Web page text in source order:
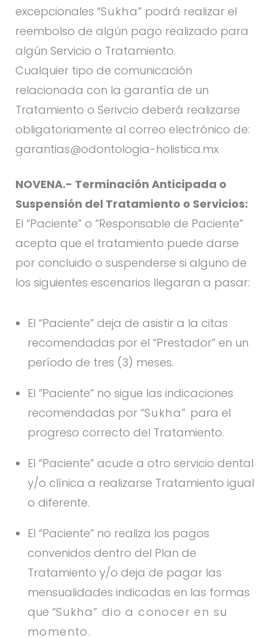
excepcionales “Sukha” podrá realizar el
reembolso de algún pago realizado para
algún Servicio o Tratamiento.
Cualquier tipo de comunicación
relacionada con la garantía de un
Tratamiento o Serivcio deberá realizarse
obligatoriamente al correo electrónico de:
garantias@odontologia-holistica.mx
NOVENA.- Terminación Anticipada o
Suspensión del Tratamiento o Servicios:
El “Paciente” o “Responsable de Paciente”
acepta que el tratamiento puede darse
por concluido o suspenderse si alguno de
los siguientes escenarios llegaran a pasar:
El “Paciente” deja de asistir a la citas
recomendadas por el “Prestador” en un
período de tres (3) meses.
El “Paciente” no sigue las indicaciones
recomendadas por “Sukha” para el
progreso correcto del Tratamiento.
El “Paciente” acude a otro servicio dental
y/o clínica a realizarse Tratamiento igual
o diferente.
El “Paciente” no realiza los pagos
convenidos dentro del Plan de
Tratamiento y/o deja de pagar las
mensualidades indicadas en las formas
que “Sukha” dio a conocer en su
momento.